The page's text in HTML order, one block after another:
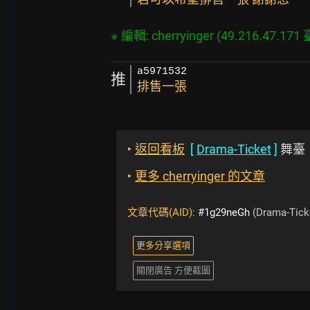
推 a5971532
排售一張
‣ 返回看板 [ Drama-Ticket] 舞臺
‣ 更多 cherryinger 的文章
文章代碼(AID): #1g29neGh (Drama-
更多分享選項
關閉廣告 方便截圖